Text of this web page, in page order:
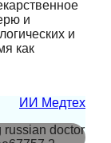
и
и
как
ИИ Медтех